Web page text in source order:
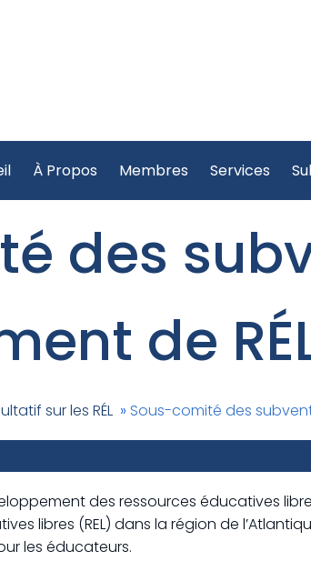
À Propos Membres Services
des
de
sur les RÉL » Sous-comité des
des ressources éducatives
libres (REL) dans la région de
les éducateurs.